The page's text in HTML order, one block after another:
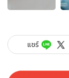
ของ
:
ASUS
Utopia
แชร์